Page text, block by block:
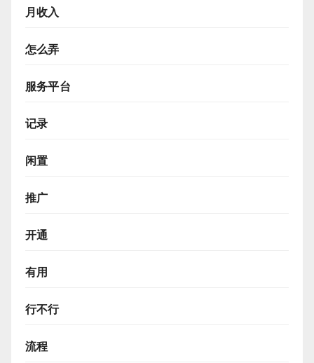
月收入
怎么弄
服务平台
记录
闲置
推广
开通
有用
行不行
流程